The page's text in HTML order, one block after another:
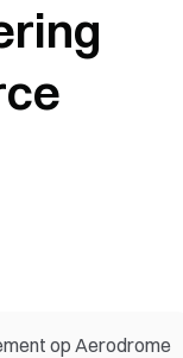
op Aerodrome